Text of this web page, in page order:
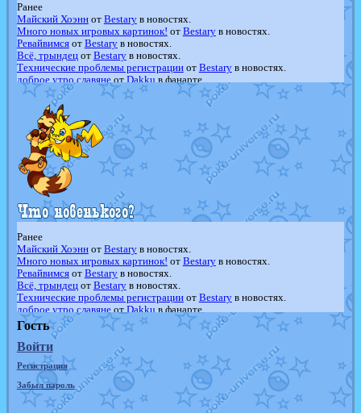
Ранее
Майский Хоэннот Bestaryв новостях.
Много новых игровых картинок! от Bestaryв новостях.
Ревайвимсяот Bestaryв новостях.
Всё, трындецот Bestaryв новостях.
Технические проблемы регистрацииот Bestaryв новостях.
доброе утро славянеот Dakku в фанарте.
Йолда и Мимикью отMavisNyanCatв фанарте.
Недовольный котомангуст
в фанарте.
The Dark Wishmaker
отRandomon
шадоу спиритомботilovearceus
в фанарте.
траббишотilovearceusв фанарте.
Raging Bolt отGraceDaFox
в фанарте.
Shadow mismagiusотJOK_julia
в фанарте.
художник от vicavicaв фанарте.
Ранее
Майский Хоэннот Bestaryв новостях.
Много новых игровых картинок! от Bestaryв новостях.
Ревайвимсяот Bestaryв новостях.
Всё, трындецот Bestaryв новостях.
Технические проблемы регистрацииот Bestaryв новостях.
доброе утро славянеот Dakku в фанарте.
Йолда и МимикьюотMavisNyanCatв фанарте.
Недовольный котомангуст
в фанарте.
The Dark Wishmaker
отRandomon
шадоу спиритомб
отilovearceus
в фанарте.
траббишотilovearceusв фанарте.
Raging BoltотGraceDaFox
Shadow mismagiusотJOK_julia
в фанарте.
художникот vicavicaв фанарте.
Гость
Войти
Регистрация
Забыл пароль